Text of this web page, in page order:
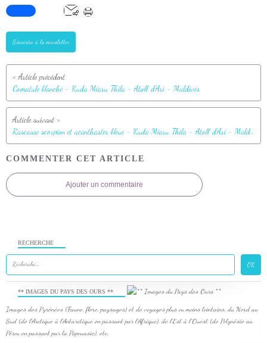
S'inscrire à la newsletter
Comatule blanche - Kuda Miaru Thila - Atoll d'Ari - Maldives
Rascasse scorpion et acanthaster bleue - Kuda Miaru Thila - Atoll d'Ari - Maldives
COMMENTER CET ARTICLE
Ajouter un commentaire
RECHERCHE
** IMAGES DU PAYS DES OURS **
Images des Pyrénées (Faune, flore, paysages) et de voyages plus ou moins lointains, du Nord au
Sud (de l'Arctique à l'Antarctique en passant par l'Afrique), de l'Est à l'Ouest (de Polynésie au
Pérou en passant par la Papouasie), etc.